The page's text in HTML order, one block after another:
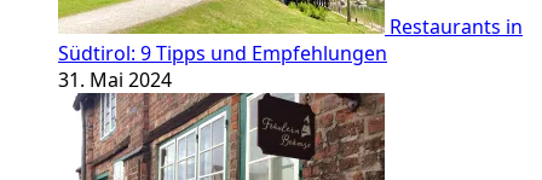
Restaurants in
Südtirol: 9 Tipps und Empfehlungen
31. Mai 2024